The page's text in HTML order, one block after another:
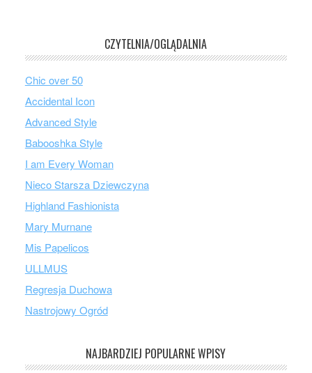
CZYTELNIA/OGLĄDALNIA
Chic over 50
Accidental Icon
Advanced Style
Babooshka Style
I am Every Woman
Nieco Starsza Dziewczyna
Highland Fashionista
Mary Murnane
Mis Papelicos
ULLMUS
Regresja Duchowa
Nastrojowy Ogród
NAJBARDZIEJ POPULARNE WPISY